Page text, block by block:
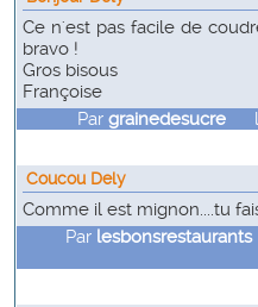
Ce n'est pas facile de
bravo !
Gros bisous
Françoise
Par grainedesucre le
Coucou Dely
Comme il est mignon....tu
Par lesbonsrestaurants